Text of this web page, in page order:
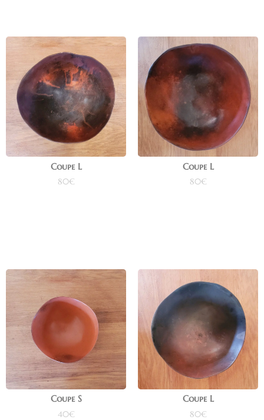
Coupe L
80€
Coupe L
80€
Coupe S
40€
Coupe L
80€